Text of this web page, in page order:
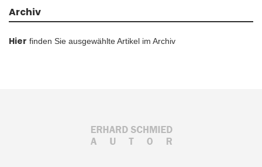
Archiv
Hier finden Sie ausgewählte Artikel im Archiv